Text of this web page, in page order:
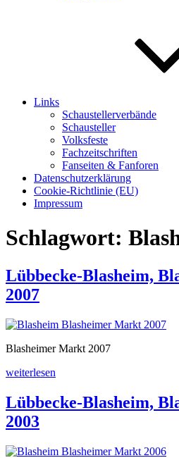
Links
Schaustellerverbände
Schausteller
Volksfeste
Fachzeitschriften
Fanseiten & Fanforen
Datenschutzerklärung
Cookie-Richtlinie (EU)
Impressum
Schlagwort:
Lübbecke-Blasheim,
2007
Blasheimer Markt 2007
„Lübbecke-
Blasheimer
Mark
2007“
weiterlesen
Lübbecke-Blasheim,
2003